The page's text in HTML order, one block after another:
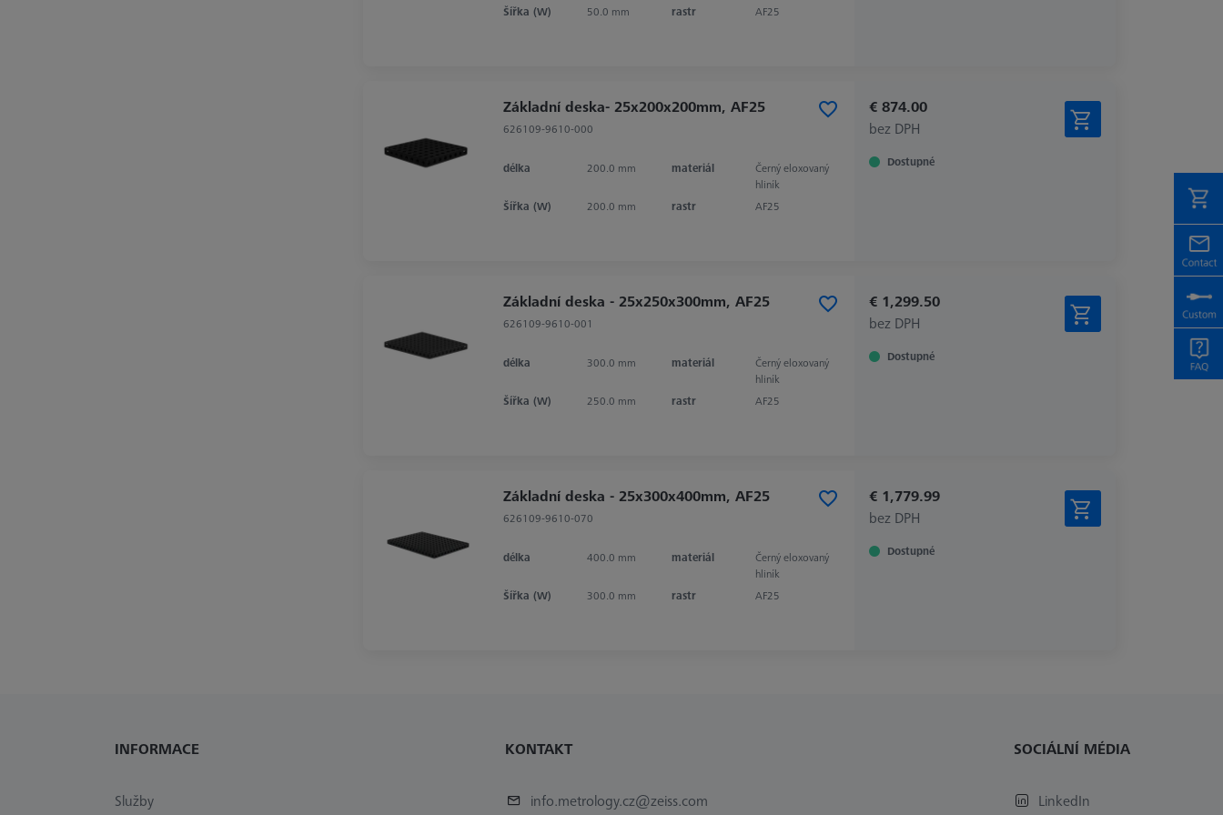
Šířka (W)
50.0 mm rastr AF25
Základní deska- 25x200x200mm, AF25
626109-9610-000
délka 200.0 mm materiál
Černý eloxovaný
hliník
Šířka (W)
200.0 mm rastr AF25
€ 874.00
bez DPH
Dostupné
Základní deska - 25x250x300mm, AF25
626109-9610-001
délka 300.0 mm materiál
Černý eloxovaný
hliník
Šířka (W)
250.0 mm rastr AF25
€ 1,299.50
bez DPH
Dostupné
Základní deska - 25x300x400mm, AF25
626109-9610-070
délka 400.0 mm materiál
Černý eloxovaný
hliník
Šířka (W)
300.0 mm rastr AF25
€ 1,779.99
bez DPH
Dostupné
INFORMACE
Služby
KONTAKT
info.metrology.cz@zeiss.com
SOCIÁLNÍ MÉDIA
LinkedIn